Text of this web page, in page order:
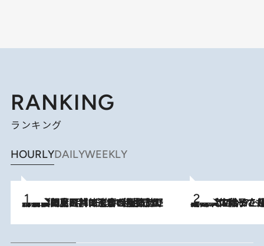
RANKING
ランキング
HOURLYDAILYWEEKLY
2026.8.8
「最後に見られてよかった」上野動物園の東園パンダ舎が解体前に特別公開。8月16日まで延長されたパネル展と共に辿る“半世紀”のパンダ飼育《解体工事の図面あり》 2026.8.5
【阿川佐和子さんの年とる力】なぜ70代で始めた趣味は“こんなに楽しい”のか？ ピアノ、俳句…スランプに陥っても続けられる“ある秘訣”とは